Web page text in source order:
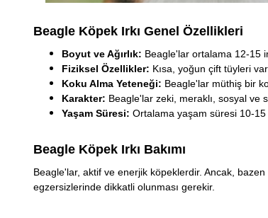
Beagle Köpek Irkı Genel Özellikleri
Boyut ve Ağırlık: Beagle'lar ortalama 12-15
Fiziksel Özellikler: Kısa, yoğun çift tüyleri
Koku Alma Yeteneği: Beagle'lar müthiş bir
Karakter: Beagle'lar zeki, meraklı, sosyal ve
Yaşam Süresi: Ortalama yaşam süresi 10-15
Beagle Köpek Irkı Bakımı
Beagle'lar, aktif ve enerjik köpeklerdir. Ancak,
egzersizlerinde dikkatli olunması gerekir.